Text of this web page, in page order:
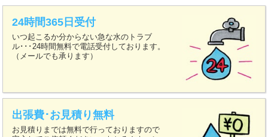
24時間365日受付
いつ起こるか分からない急な水のトラブ
ル･･･24時間無料で電話受付しております。
（メールでも承ります）
出張費･お見積り無料
お見積りまでは無料で行っておりますので